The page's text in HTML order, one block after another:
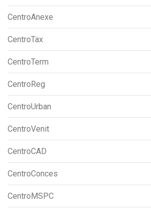
CentroAnexe
CentroTax
CentroTerm
CentroReg
CentroUrban
CentroVenit
CentroCAD
CentroConces
CentroMSPC